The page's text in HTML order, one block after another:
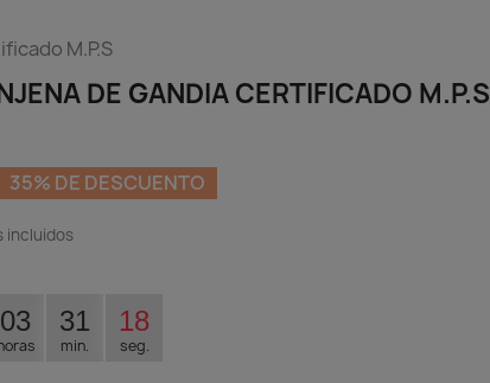
M.P.S
DE GANDIA CERTIFICADO M.P.S
35% DE DESCUENTO
incluidos
03 31
min.
17
seg.